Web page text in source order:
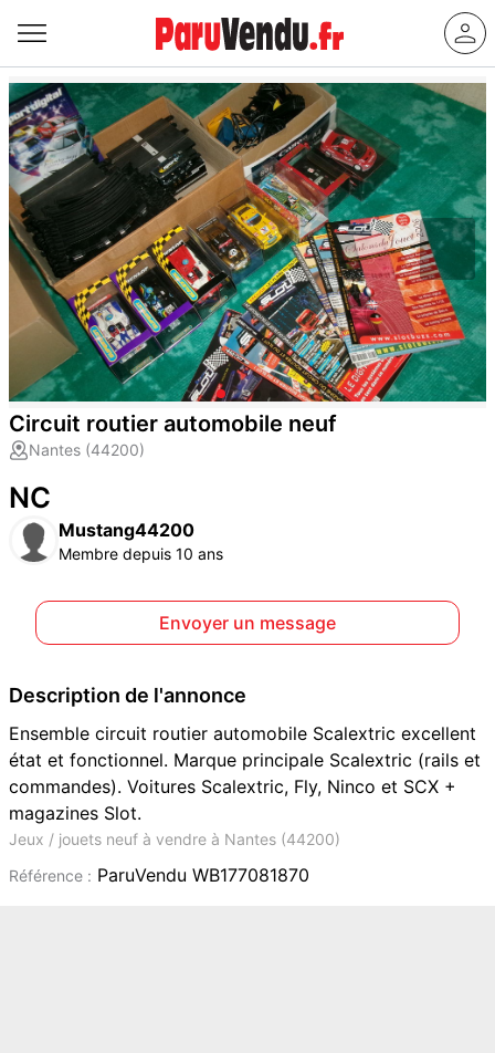
Circuit routier automobile neuf
Nantes (44200)
NC
Mustang44200
Membre depuis 10 ans
Envoyer un message
Description de l'annonce
Ensemble circuit routier automobile Scalextric excellent
état et fonctionnel. Marque principale Scalextric (rails et
commandes). Voitures Scalextric, Fly, Ninco et SCX +
magazines Slot.
Jeux / jouets neuf à vendre à Nantes (44200)
Référence : ParuVendu WB177081870